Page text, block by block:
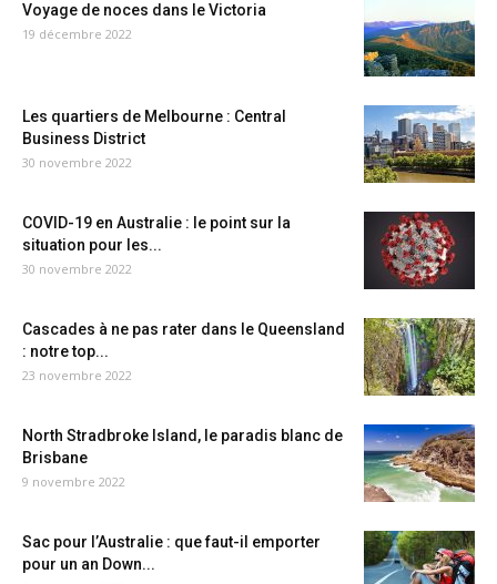
Voyage de noces dans le Victoria
19 décembre 2022
Les quartiers de Melbourne : Central
Business District
30 novembre 2022
COVID-19 en Australie : le point sur la
situation pour les...
30 novembre 2022
Cascades à ne pas rater dans le Queensland
: notre top...
23 novembre 2022
North Stradbroke Island, le paradis blanc de
Brisbane
9 novembre 2022
Sac pour l’Australie : que faut-il emporter
pour un an Down...